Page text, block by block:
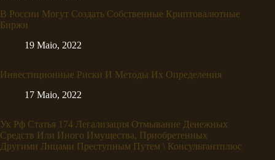
В России Могут Создать Собственные Криптовалютные
Биржи
19 Maio, 2022
Инвестиционные Риски И Методы Их Определения
17 Maio, 2022
Ук Рф Статья 174 Легализация Отмывание Денежных
Средств Или Иного Имущества, Приобретенных
Другими Лицами Преступным Путем \ Консультантплюс